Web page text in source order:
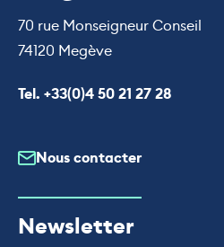
70 rue Monseigneur Conseil
74120 Megève
Appeler le
Tel. +33(0)4 50 21 27 28
Nous contacter
Newsletter